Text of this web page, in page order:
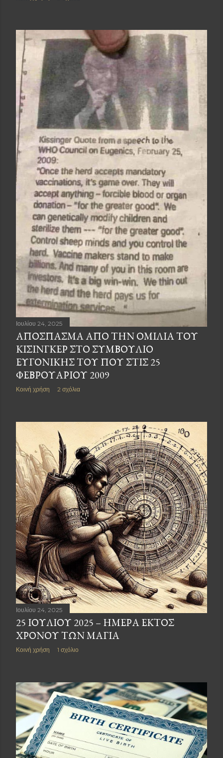
Ιουλίου 24, 2025
ΑΠΌΣΠΑΣΜΑ ΑΠΌ ΤΗΝ ΟΜΙΛΊΑ ΤΟΥ
ΚΊΣΙΝΓΚΕΡ ΣΤΟ ΣΥΜΒΟΎΛΙΟ
ΕΥΓΟΝΙΚΉΣ ΤΟΥ ΠΟΥ ΣΤΙΣ 25
ΦΕΒΡΟΥΑΡΊΟΥ 2009
Κοινή χρήση 2 σχόλια
Ιουλίου 24, 2025
25 ΙΟΥΛΊΟΥ 2025 – ΗΜΈΡΑ ΕΚΤΌΣ
ΧΡΌΝΟΥ ΤΩΝ ΜΆΓΙΑ
Κοινή χρήση 1 σχόλιο